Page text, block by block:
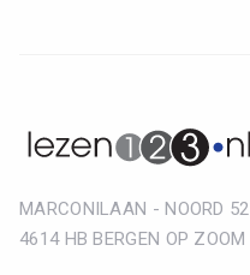
MARCONILAAN - NOORD 52
4614 HB BERGEN OP ZOOM